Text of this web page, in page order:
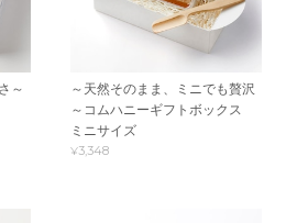
～
～天然そのまま、ミニでも贅沢
～コムハニーギフトボックス
ミニサイズ
¥3,348